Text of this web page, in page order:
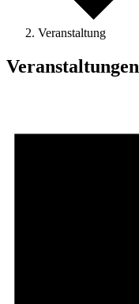
Veranstaltung
Veranstaltungen